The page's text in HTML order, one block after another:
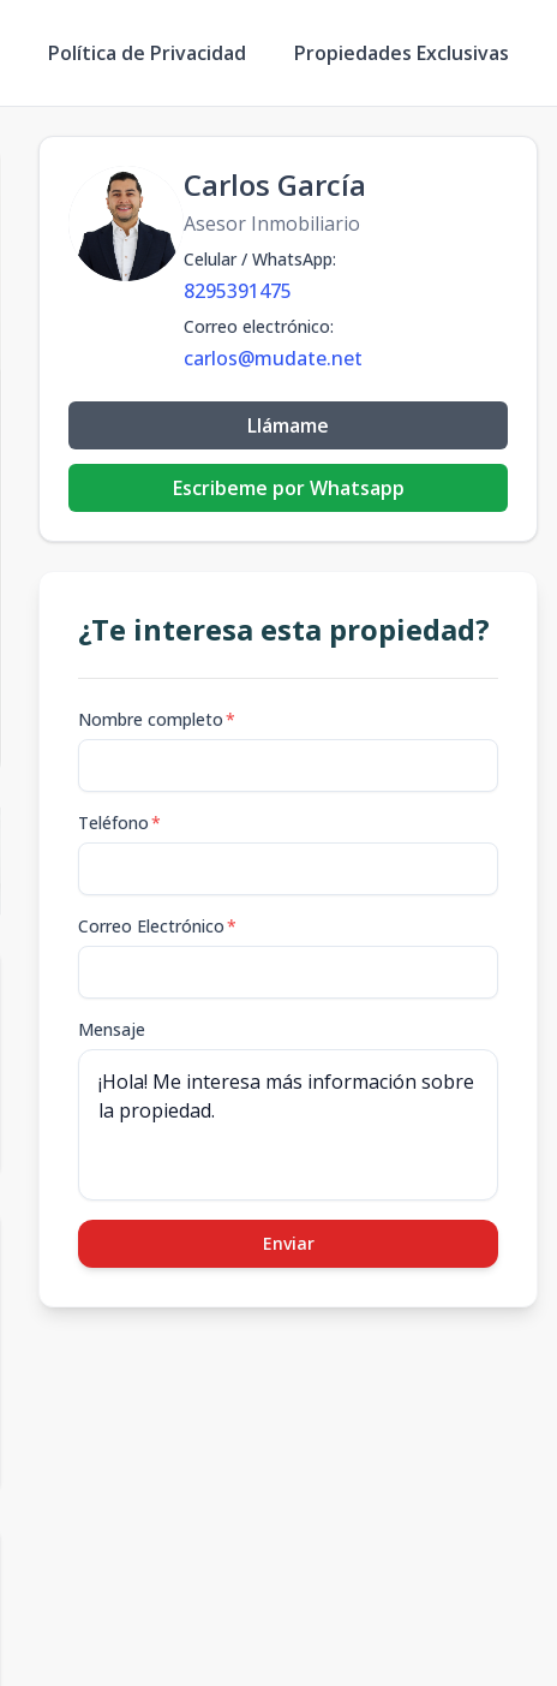
Política de Privacidad Propiedades Exclusivas
Carlos García
Asesor Inmobiliario
Celular / WhatsApp:
8295391475
Correo electrónico:
carlos@mudate.net
Llámame
Escribeme por Whatsapp
¿Te interesa esta propiedad?
Nombre completo*
Teléfono*
Correo Electrónico*
Mensaje
Enviar